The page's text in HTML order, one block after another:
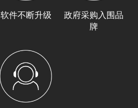
软件不断升级
政府采购入围品
牌